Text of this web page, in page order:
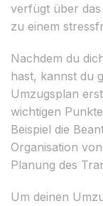
verfügt über
zu einem
Nachdem du
hast, kannst du
Umzugsplan
wichtigen
Beispiel die
Organisation
Planung des
Um deinen